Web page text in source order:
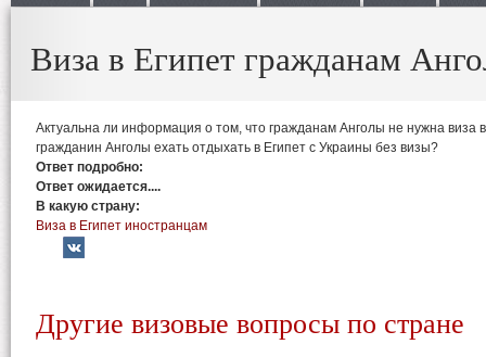
Виза в Египет гражданам
Актуальна ли информация о том, что гражданам Анголы не нужна виза
гражданин Анголы ехать отдыхать в Египет с Украины без визы?
Ответ подробно:
Ответ ожидается....
В какую страну:
Виза в Египет иностранцам
Другие визовые вопросы по стране